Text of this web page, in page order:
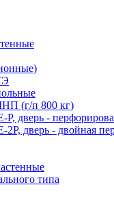
(г/п 800 кг)
дверь -
дверь - двойная
типа